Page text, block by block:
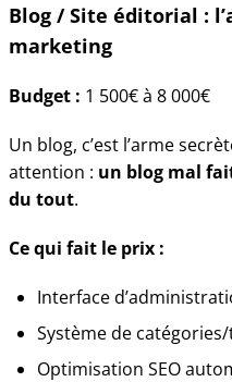
Blog / Site éditorial :
marketing
Budget : 1 500€ à 8 000€
Un blog, c’est l’arme
attention : un blog mal
du tout.
Ce qui fait le prix :
Interface
Système de
Optimisation SEO